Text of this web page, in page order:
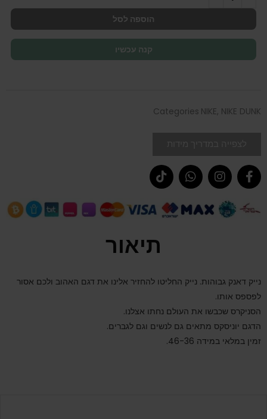
הוספה לסל
קנה עכשיו
Categories NIKE, NIKE DUNK
תיאור
נייק דאנק גבוהות. נייק החליטו להחזיר אלינו את דגם האהוב ולכם אסור
לפספס אותו.
הסניקרס שכבשו את העולם נחתו אצלנו.
הדגם יוניסקס מתאים גם לנשים וגם לגברים.
זמין במלאי במידה 46-36.